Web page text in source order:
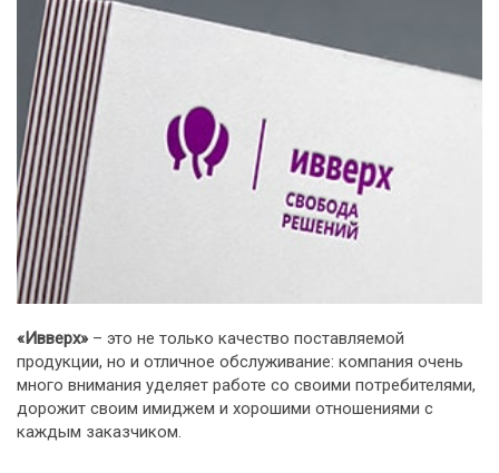
«Ивверх»– это не только качество поставляемой
продукции, но и отличное обслуживание: компания очень
много внимания уделяет работе со своими потребителями,
дорожит своим имиджем и хорошими отношениями с
каждым заказчиком.